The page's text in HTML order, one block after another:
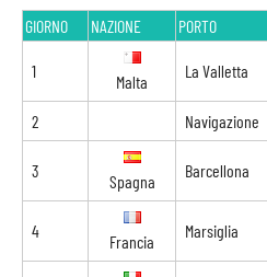
GIORNO NAZIONE PORTO
1
Malta
La Valletta
2 Navigazione
3
Spagna
Barcellona
4
Francia
Marsiglia